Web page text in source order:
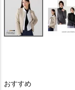
おすすめ